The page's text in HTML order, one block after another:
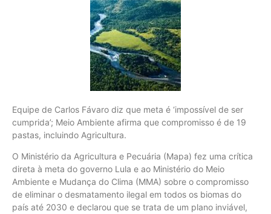
Equipe de Carlos Fávaro diz que meta é ‘impossível de ser
cumprida’; Meio Ambiente afirma que compromisso é de 19
pastas, incluindo Agricultura.
O Ministério da Agricultura e Pecuária (Mapa) fez uma crítica
direta à meta do governo Lula e ao Ministério do Meio
Ambiente e Mudança do Clima (MMA) sobre o compromisso
de eliminar o desmatamento ilegal em todos os biomas do
país até 2030 e declarou que se trata de um plano inviável,